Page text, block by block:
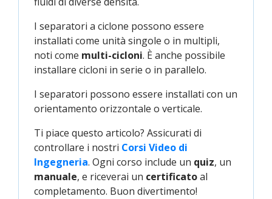
I separatori a ciclone possono essere
installati come unità singole o in multipli,
noti come multi-cicloni. È anche possibile
installare cicloni in serie o in parallelo.
I separatori possono essere installati con un
orientamento orizzontale o verticale.
Ti piace questo articolo? Assicurati di
controllare i nostri Corsi Video di
Ingegneria. Ogni corso include un quiz, un
manuale, e riceverai un certificatoal
completamento. Buon divertimento!